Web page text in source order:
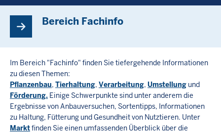
hier
Bereich Fachinfo
Im Bereich "Fachinfo" finden Sie tiefergehende Informationen
zu diesen Themen:
Pflanzenbau, Tierhaltung, Verarbeitung, Umstellung und
Förderung. Einige Schwerpunkte sind unter anderem die
Ergebnisse von Anbauversuchen, Sortentipps, Informationen
zu Haltung, Fütterung und Gesundheit von Nutztieren. Unter
Marktfinden Sie einen umfassenden Überblick über die